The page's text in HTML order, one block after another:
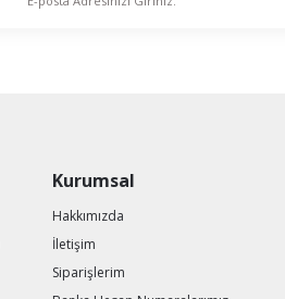
Kurumsal
Hakkımızda
İletişim
Siparişlerim